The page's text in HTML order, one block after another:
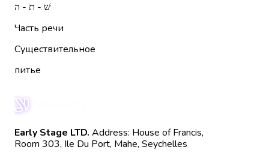
שׁ - ת - ה
Часть речи
Существительное
питье
Early Stage LTD. Address: House of Francis,
Room 303, Ile Du Port, Mahe, Seychelles